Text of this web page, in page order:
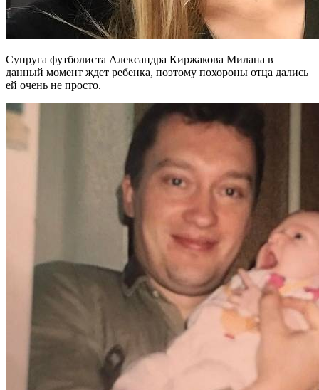
Супруга футболиста Александра Киржакова Милана в
данный момент ждет ребенка, поэтому похороны отца дались
ей очень не просто.